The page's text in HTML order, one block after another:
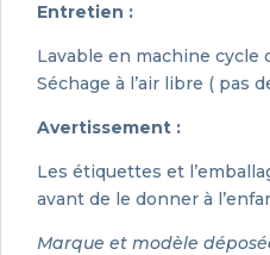
Entretien :
Lavable en machine cycle
Séchage à l’air libre ( pas
Avertissement :
Les étiquettes et
avant de le donner à
Marque et modèle